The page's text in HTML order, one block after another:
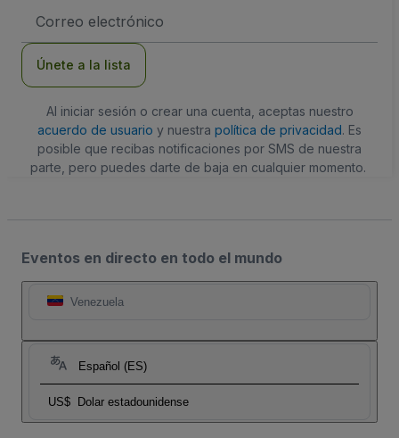
de
Únete a la lista
Al iniciar sesión o crear una cuenta, aceptas nuestro
acuerdo de usuario y nuestra política de privacidad. Es
posible que recibas notificaciones por SMS de nuestra
parte, pero puedes darte de baja en cualquier momento.
Eventos en directo en todo el mundo
Venezuela
Español (ES)
US$ Dolar estadounidense